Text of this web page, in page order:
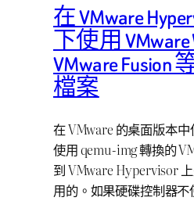
在 VMware
下使用 VMware
VMware Fusion
檔案
在 VMware 的桌面版本
使用 qemu-img 轉換的
到 VMware Hypervisor
用的。如果硬碟控制器